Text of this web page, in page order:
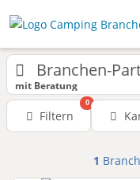
Branchen-
mit Beratung
Filtern
0
1